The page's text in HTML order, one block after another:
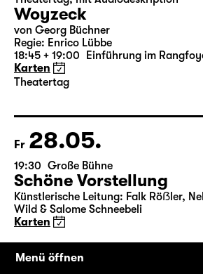
Do 27.05.
19:30 — 21:20 Große Bühne
Theatertag,mit Audiodeskription
Woyzeck
von Georg Büchner
Karten
Theatertag
Fr 28.05.
19:30 Große Bühne
Schöne Vorstellung
Künstlerische Leitung: Falk Röẞler,
Wild & Salome Schneebeli
Menü öffnen